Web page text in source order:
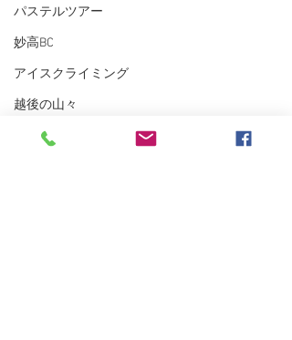
パステルツアー
妙高BC
アイスクライミング
越後の山々
東北BC